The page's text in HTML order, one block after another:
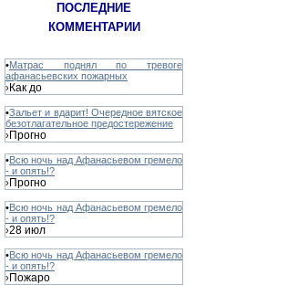
ПОСЛЕДНИЕ
КОММЕНТАРИИ
•Матрас поднял по тревоге
афанасьевских пожарных
›Как до
•Зальет и вдарит! Очередное вятское
безотлагательное предостережение
›Прогно
•Всю ночь над Афанасьевом гремело
- и опять!?
›Прогно
•Всю ночь над Афанасьевом гремело
- и опять!?
›28 июл
•Всю ночь над Афанасьевом гремело
- и опять!?
›Пожаро